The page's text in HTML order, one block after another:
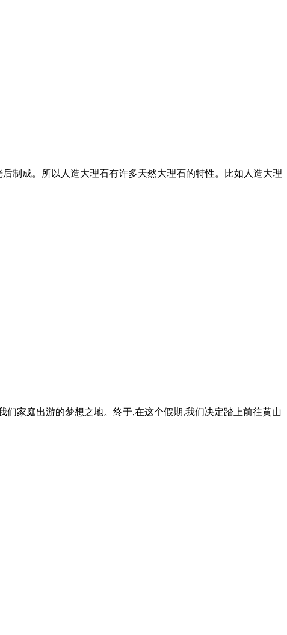
制成。所以人造大理石有许多天然大理石的特性。比如人造大理
家庭出游的梦想之地。终于,在这个假期,我们决定踏上前往黄山